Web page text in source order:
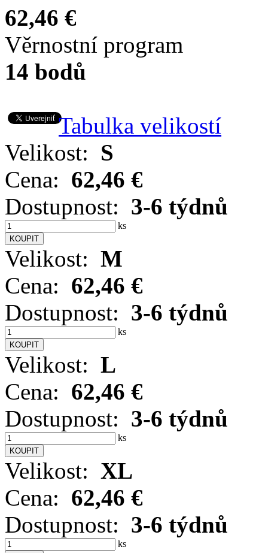
62,46 €
Věrnostní program
14 bodů
Tabulka velikostí
Velikost: S
Cena: 62,46 €
Dostupnost: 3-6 týdnů
ks
Velikost: M
Cena: 62,46 €
Dostupnost: 3-6 týdnů
ks
Velikost: L
Cena: 62,46 €
Dostupnost: 3-6 týdnů
ks
Velikost: XL
Cena: 62,46 €
Dostupnost: 3-6 týdnů
ks